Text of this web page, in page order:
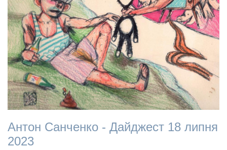
Антон Санченко - Дайджест 18 липня
2023